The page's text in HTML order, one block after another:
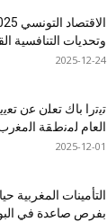
وتحديات التنافسية
2025-12-24
ﺗﯾﺗرا ﺑﺎك ﺗﻌﻠن ﻋن
اﻟﻌﺎم ﻟﻣﻧطﻘﺔ
2025-12-01
بفرص صاعدة في